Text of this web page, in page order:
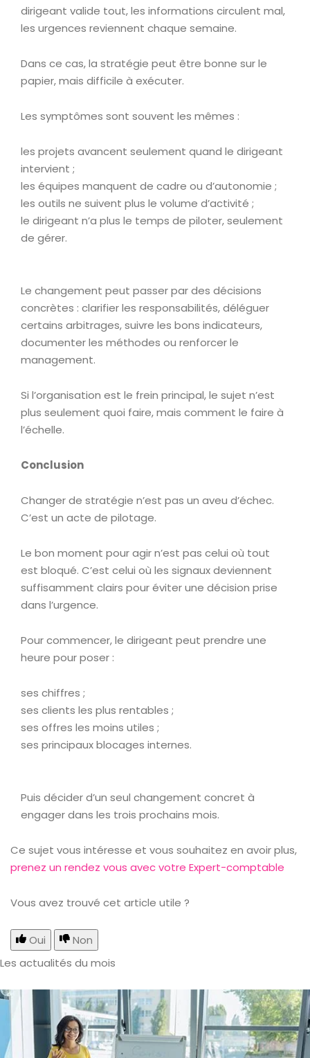
dirigeant valide tout, les informations circulent mal,
les urgences reviennent chaque semaine.
Dans ce cas, la stratégie peut être bonne sur le
papier, mais difficile à exécuter.
Les symptômes sont souvent les mêmes :
les projets avancent seulement quand le dirigeant
intervient ;
les équipes manquent de cadre ou d’autonomie ;
les outils ne suivent plus le volume d’activité ;
le dirigeant n’a plus le temps de piloter, seulement
de gérer.
Le changement peut passer par des décisions
concrètes : clarifier les responsabilités, déléguer
certains arbitrages, suivre les bons indicateurs,
documenter les méthodes ou renforcer le
management.
Si l’organisation est le frein principal, le sujet n’est
plus seulement quoi faire, mais comment le faire à
l’échelle.
Conclusion
Changer de stratégie n’est pas un aveu d’échec.
C’est un acte de pilotage.
Le bon moment pour agir n’est pas celui où tout
est bloqué. C’est celui où les signaux deviennent
suffisamment clairs pour éviter une décision prise
dans l’urgence.
Pour commencer, le dirigeant peut prendre une
heure pour poser :
ses chiffres ;
ses clients les plus rentables ;
ses offres les moins utiles ;
ses principaux blocages internes.
Puis décider d’un seul changement concret à
engager dans les trois prochains mois.
Ce sujet vous intéresse et vous souhaitez en avoir plus,
prenez un rendez vous avec votre Expert-comptable
Vous avez trouvé cet article utile ?
Oui
Non
Les actualités du mois